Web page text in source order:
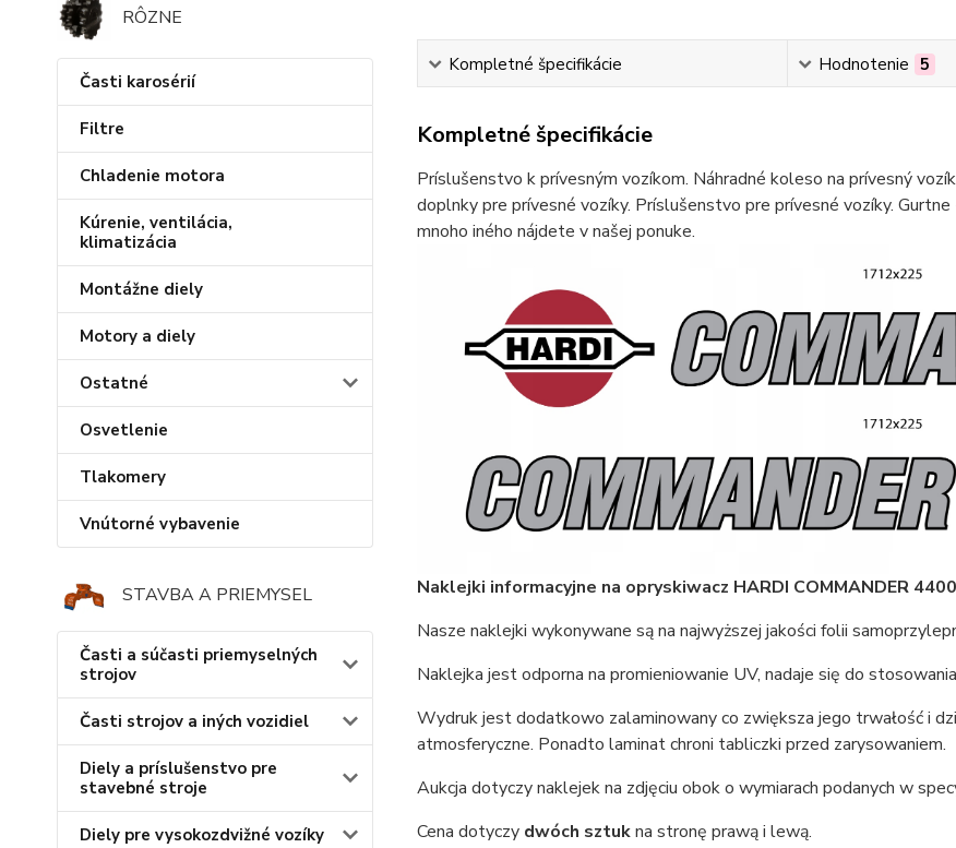
RÔZNE
Časti karosérií
Filtre
Chladenie motora
Kúrenie, ventilácia,
klimatizácia
Montážne diely
Motory a diely
Ostatné
Osvetlenie
Tlakomery
Vnútorné vybavenie
STAVBA A PRIEMYSEL
Časti a súčasti priemyselných
strojov
Časti strojov a iných vozidiel
Diely a príslušenstvo pre
stavebné stroje
Diely pre vysokozdvižné vozíky
Kompletné špecifikácie Hodnotenie 5
Kompletné špecifikácie
Príslušenstvo k prívesným vozíkom. Náhradné koleso na prívesný
doplnky pre prívesné vozíky. Príslušenstvo pre prívesné vozíky.
mnoho iného nájdete v našej ponuke.
Naklejki informacyjne na opryskiwacz HARDI COMMANDER 4400
Nasze naklejki wykonywane są na najwyższej jakości folii
Naklejka jest odporna na promieniowanie UV, nadaje się do
Wydruk jest dodatkowo zalaminowany co zwiększa jego trwałość i
atmosferyczne. Ponadto laminat chroni tabliczki przed zarysowaniem.
Aukcja dotyczy naklejek na zdjęciu obok o wymiarach podanych w
Cena dotyczy dwóch sztukna stronę prawą i lewą.